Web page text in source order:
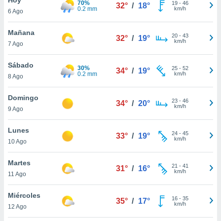
y
en
más
de
6 Ago
70%
0.2 mm
32° / 18° 19- 46
km/h
Mañana
7 Ago
32° / 19° 20- 43
km/h
Sábado
8 Ago
30%
0.2 mm
34° / 19° 25- 52
km/h
Domingo
9 Ago
34° / 20° 23- 46
km/h
Lunes
10 Ago
33° / 19° 24- 45
km/h
Martes
11 Ago
31° / 16° 21 - 41
km/h
Miércoles
12 Ago
35° / 17° 16- 35
km/h